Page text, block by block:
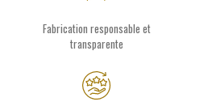
Fabrication responsable et
transparente